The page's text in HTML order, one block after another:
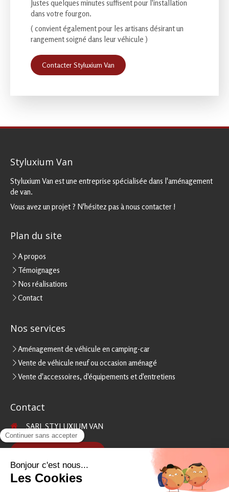
Justes quelques minutes suffisent pour l'installation
dans votre fourgon.
( convient également pour les artisans désirant un
rangement soigné dans leur véhicule )
Contacter Styluxium Van
Styluxium Van
Styluxium Van est une entreprise spécialisée dans l'aménagement
de van.
Vous avez un projet ? N'hésitez pas à nous contacter !
Plan du site
A propos
Témoignages
Nos réalisations
Contact
Nos services
Aménagement de véhicule en camping-car
Vente de véhicule neuf ou occasion aménagé
Vente d'accessoires, d'équipements et d'entretiens
Contact
SARL STYLUXIUM VAN